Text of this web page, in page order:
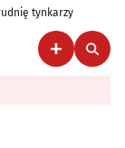
tynkarzy